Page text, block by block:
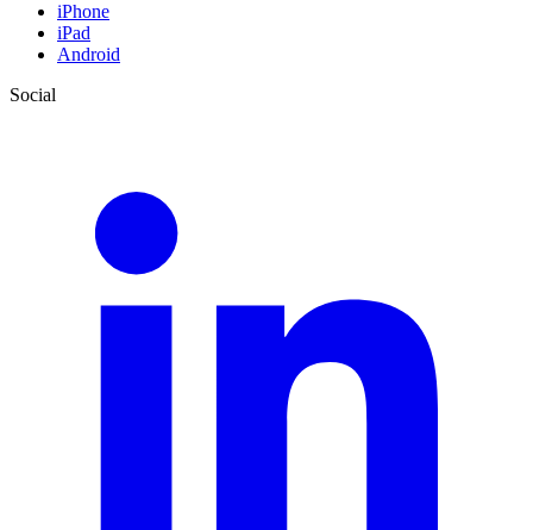
iPhone
iPad
Android
Social